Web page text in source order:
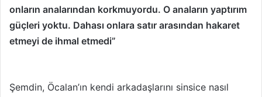
onların analarından korkmuyordu. O anaların yaptırım
güçleri yoktu. Dahası onlara satır arasından hakaret
etmeyi de ihmal etmedi”
Şemdin, Öcalan’ın kendi arkadaşlarını sinsice nasıl